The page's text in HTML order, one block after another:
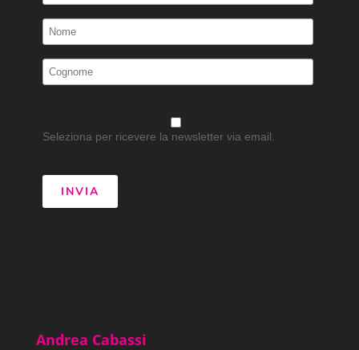
Seleziona per ricevere la newsletter via email.
Andrea Cabassi